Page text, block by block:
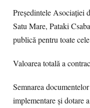
Președintele Asociației
Satu Mare, Pataki
publică pentru toate
Valoarea totală a
Semnarea
implementare și dotare